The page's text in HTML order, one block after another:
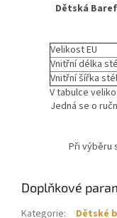
Dětská
Velikost EU
Vnitřní délka
Vnitřní šířka
V tabulce
Jedná se o
Při výběru
Doplňkové
Kategorie: Dětské